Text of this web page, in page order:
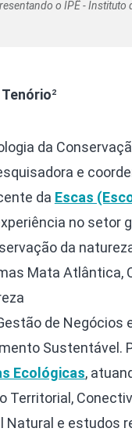
o IPÊ -
²
da
e
da Escas
no setor
da
Mata Atlântica,
de
Sustentável.
Ecológicas,
Territorial,
e estudos